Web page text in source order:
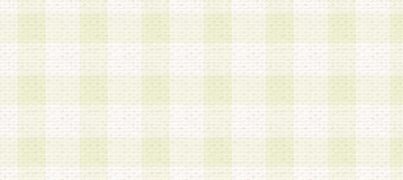
b.会員からの電話、メール等の問い合わせなどへ
c.モバイルリサーチ、またはグループ形式による
実施もしくは運営
d.その他これらに付随する業務
4.会員は、住所、電話番号その他の登録情報につ
合は、速やかに当社所定の変更手続きを行うもの